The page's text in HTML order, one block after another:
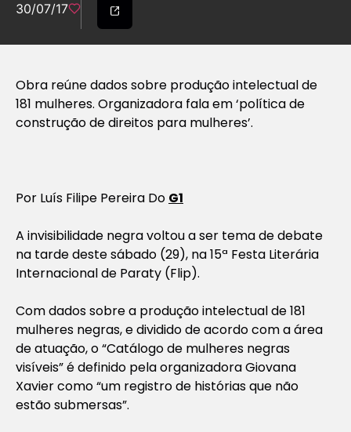
30/07/17
Obra reúne dados sobre produção intelectual de
181 mulheres. Organizadora fala em ‘política de
construção de direitos para mulheres’.
Por Luís Filipe Pereira Do G1
A invisibilidade negra voltou a ser tema de debate
na tarde deste sábado (29), na 15ª Festa Literária
Internacional de Paraty (Flip).
Com dados sobre a produção intelectual de 181
mulheres negras, e dividido de acordo com a área
de atuação, o “Catálogo de mulheres negras
visíveis” é definido pela organizadora Giovana
Xavier como “um registro de histórias que não
estão submersas”.